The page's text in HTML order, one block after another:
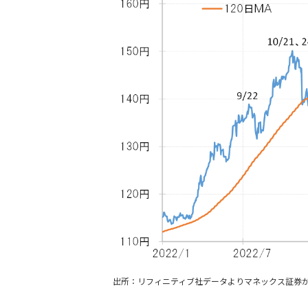
出所：リフィニティブ社データよりマネックス証券